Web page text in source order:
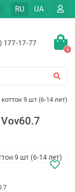
RU UA
177-17-77
0
9 шт (6-14 лет)